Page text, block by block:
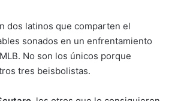
dos latinos que comparten el
sonados en un enfrentamiento
No son los únicos porque
tres beisbolistas.